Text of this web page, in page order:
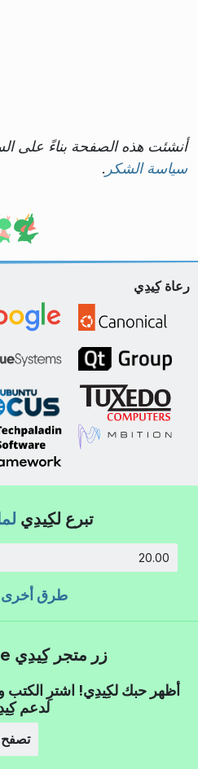
أنشئت هذه الصفحة بناءً على
سياسة الشكر .
رعاة كِيدِي
تبرع لكِيدِي
طرق أخرى
زر متجر كِيدِي MetaStore
أظهر حبك لكِيدِي! اشترِ الكتب
لدعم
تصفح